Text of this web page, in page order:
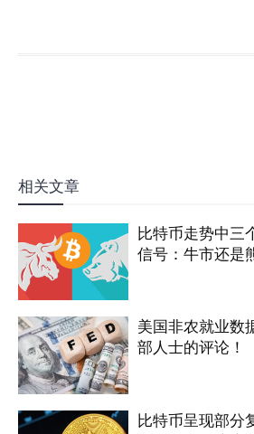
相关文章
比特币走势中三
信号：牛市还是
美国非农就业数
部人士的评论！
比特币呈现部分